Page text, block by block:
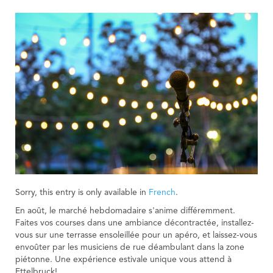
Sorry, this entry is only available in French.
En août, le marché hebdomadaire s'anime différemment.
Faites vos courses dans une ambiance décontractée, installez-
vous sur une terrasse ensoleillée pour un apéro, et laissez-vous
envoûter par les musiciens de rue déambulant dans la zone
piétonne. Une expérience estivale unique vous attend à